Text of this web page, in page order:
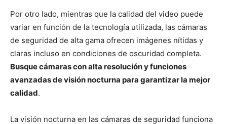
Por otro lado, mientras que la calidad del video puede
variar en función de la tecnología utilizada, las cámaras
de seguridad de alta gama ofrecen imágenes nítidas y
claras incluso en condiciones de oscuridad completa.
Busque cámaras con alta resolución y funciones
avanzadas de visión nocturna para garantizar la mejor
calidad.
La visión nocturna en las cámaras de seguridad funciona